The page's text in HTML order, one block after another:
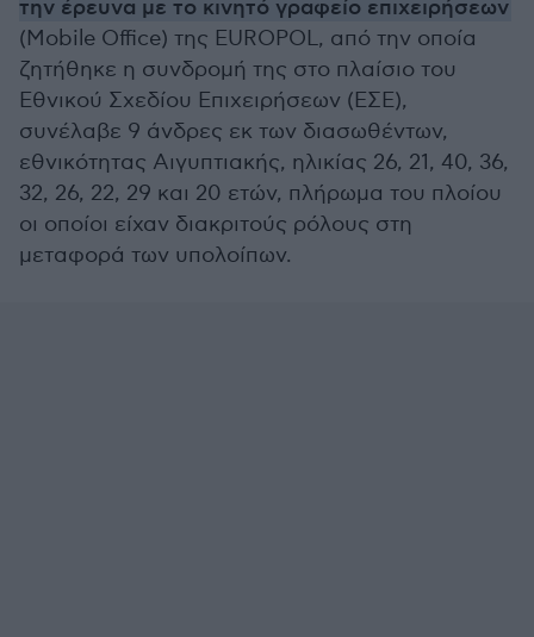
την έρευνα με το κινητό γραφείο επιχειρήσεων
(Mobile Office) της EUROPOL, από την οποία
ζητήθηκε η συνδρομή της στο πλαίσιο του
Εθνικού Σχεδίου Επιχειρήσεων (ΕΣΕ),
συνέλαβε 9 άνδρες εκ των διασωθέντων,
εθνικότητας Αιγυπτιακής, ηλικίας 26, 21, 40, 36,
32, 26, 22, 29 και 20 ετών, πλήρωμα του πλοίου
οι οποίοι είχαν διακριτούς ρόλους στη
μεταφορά των υπολοίπων.